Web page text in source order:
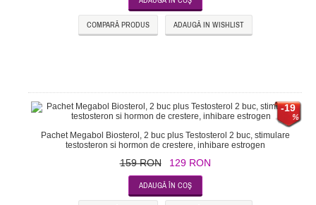
COMPARĂ PRODUS ADAUGĂ IN WISHLIST
-19
Pachet Megabol Biosterol, 2 buc plus Testosterol 2 buc, stimulare
testosteron si hormon de crestere, inhibare estrogen
159 RON 129 RON